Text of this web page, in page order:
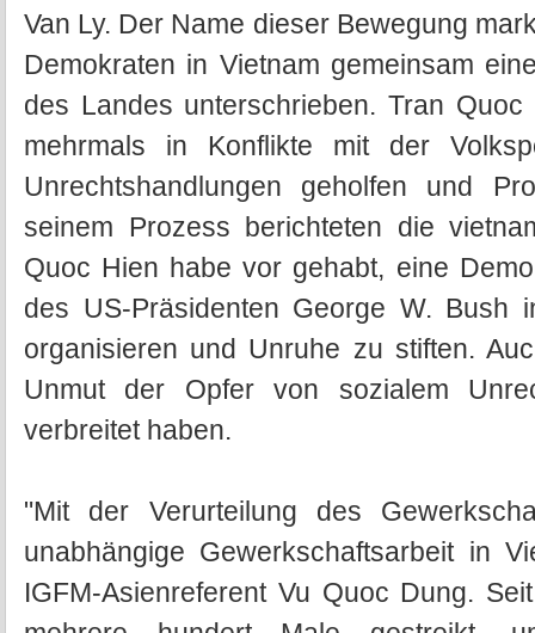
Van Ly. Der Name dieser Bewegung
Demokraten in Vietnam gemeinsam
des Landes unterschrieben. Tran
mehrmals in Konflikte mit der
Unrechtshandlungen geholfen und
seinem Prozess berichteten die
Quoc Hien habe vor gehabt, eine
des US-Präsidenten George W. Bush
organisieren und Unruhe zu stiften.
Unmut der Opfer von sozialem
verbreitet haben.
"Mit der Verurteilung des
unabhängige Gewerkschaftsarbeit in
IGFM-Asienreferent Vu Quoc Dung.